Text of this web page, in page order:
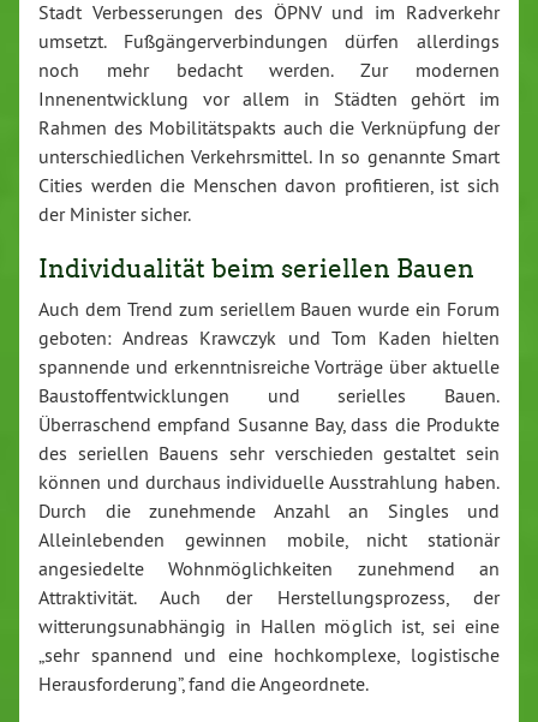
Stadt Verbesserungen des ÖPNV und im Radverkehr
umsetzt. Fußgängerverbindungen dürfen allerdings
noch mehr bedacht werden. Zur modernen
Innenentwicklung vor allem in Städten gehört im
Rahmen des Mobilitätspakts auch die Verknüpfung der
unterschiedlichen Verkehrsmittel. In so genannte Smart
Cities werden die Menschen davon profitieren, ist sich
der Minister sicher.
Individualität beim seriellen Bauen
Auch dem Trend zum seriellem Bauen wurde ein Forum
geboten: Andreas Krawczyk und Tom Kaden hielten
spannende und erkenntnisreiche Vorträge über aktuelle
Baustoffentwicklungen und serielles Bauen.
Überraschend empfand Susanne Bay, dass die Produkte
des seriellen Bauens sehr verschieden gestaltet sein
können und durchaus individuelle Ausstrahlung haben.
Durch die zunehmende Anzahl an Singles und
Alleinlebenden gewinnen mobile, nicht stationär
angesiedelte Wohnmöglichkeiten zunehmend an
Attraktivität. Auch der Herstellungsprozess, der
witterungsunabhängig in Hallen möglich ist, sei eine
„sehr spannend und eine hochkomplexe, logistische
Herausforderung”, fand die Angeordnete.